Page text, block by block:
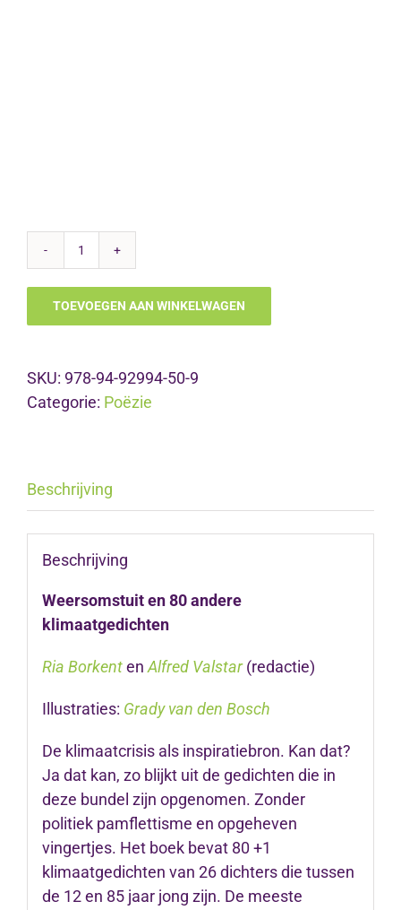
Weersomstuit
en
80
aantal
TOEVOEGEN AAN WINKELWAGEN
SKU: 978-94-92994-50-9
Categorie: Poëzie
Beschrijving
Beschrijving
Weersomstuit en 80 andere
klimaatgedichten
Ria Borkent en Alfred Valstar (redactie)
Illustraties: Grady van den Bosch
De klimaatcrisis als inspiratiebron. Kan dat?
Ja dat kan, zo blijkt uit de gedichten die in
deze bundel zijn opgenomen. Zonder
politiek pamflettisme en opgeheven
vingertjes. Het boek bevat 80 +1
klimaatgedichten van 26 dichters die tussen
de 12 en 85 jaar jong zijn. De meeste